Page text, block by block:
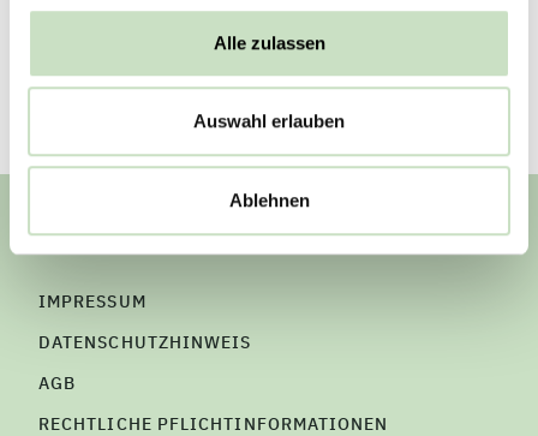
Alle zulassen
Auswahl erlauben
Ablehnen
Steyler Fair Invest
IMPRESSUM
DATENSCHUTZHINWEIS
AGB
RECHTLICHE PFLICHTINFORMATIONEN